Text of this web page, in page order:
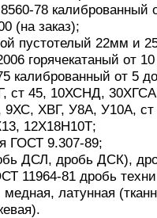
78 калиброванный
(на заказ);
пустотелый 22мм и
горячекатаный от
калиброванный от 5
ст 45, 10ХСНД,
ХВГ, У8А, У10А,
12Х18Н10Т;
ГОСТ 9.307-89;
ДСЛ, дробь ДСК),
11964-81 дробь
латунная